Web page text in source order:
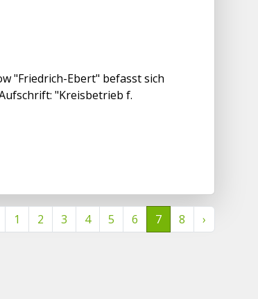
"Friedrich-Ebert" befasst sich
"Kreisbetrieb f.
1 2 3 4 5 6 7 8 ›